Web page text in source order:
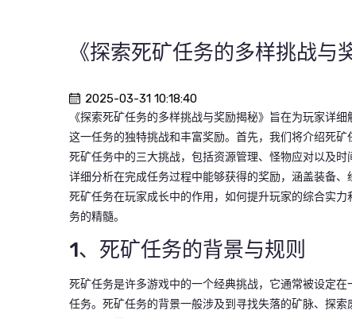
《探索死矿任务的多样挑战与
2025-03-31 10:18:40
《探索死矿任务的多样挑战与奖励揭秘》旨在为玩家详
这一任务的独特挑战和丰富奖励。首先，我们将介绍死
死矿任务中的三大挑战，包括资源管理、怪物应对以及
详细分析在完成任务过程中能够获得的奖励，涵盖装备
死矿任务在玩家成长中的作用，如何提升玩家的综合实
务的精髓。
1、死矿任务的背景与规则
死矿任务是许多游戏中的一个经典挑战，它通常被设定
任务。死矿任务的背景一般涉及到寻找失落的矿脉、探